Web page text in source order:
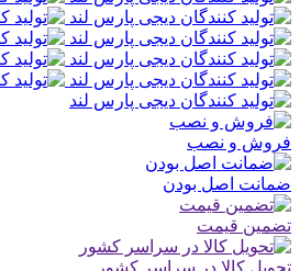
فروش و نصب
ضمانت اصل بودن
تضمین قیمت
تحویل کالا در سراسر کشور